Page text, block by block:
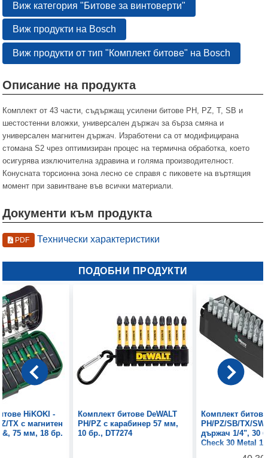
Виж категория "Битове за винтоверти"
Виж продукти на Bosch
Виж продукти от тип "Комплект битове" на Bosch
Описание на продукта
Комплект от 43 части, съдържащ усилени битове PH, PZ, T, SB и
шестостенни вложки, универсален държач за бърза смяна и
универсален магнитен държач. Изработени са от модифицирана
стомана S2 чрез оптимизиран процес на термична обработка, което
осигурява изключителна здравина и голяма производителност.
Конусната торсионна зона лесно се справя с пиковете на въртящия
момент при завинтване във всички материали.
Документи към продукта
PDF Технически характеристики
ПОДОБНИ ПРОДУКТИ
HiKOKI -
TX с магнитен
75 мм, 18 бр.
Комплект битове DeWALT
PH/PZ с карабинер 57 мм,
10 бр., DT7274
Комплект
PH/PZ/SB/TX/SW
държач 1/4", 30
Check 30 Metal 1